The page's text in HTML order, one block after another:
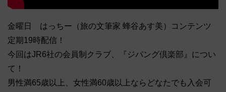
金曜日 はっちー（旅の文筆家 蜂谷あす美）コンテンツ
定期19時配信！
今回はJR6社の会員制クラブ、『ジパング倶楽部』につい
て！
男性満65歳以上、女性満60歳以上ならどなたでも入会可